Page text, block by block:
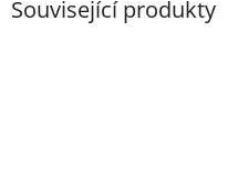
Související produkty